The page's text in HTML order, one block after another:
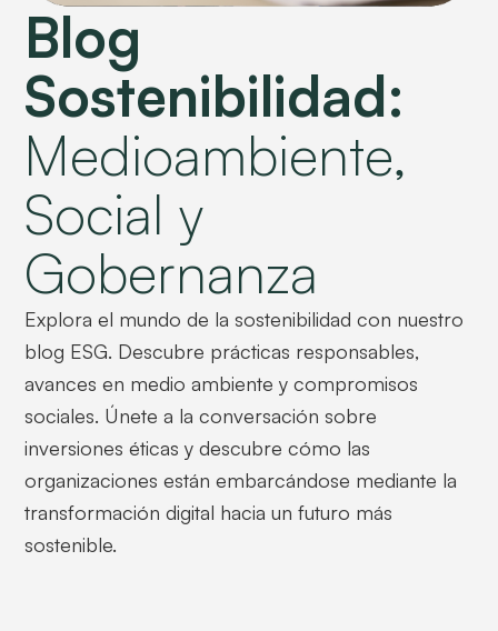
Blog
Sostenibilidad:
Medioambiente,
Social y
Gobernanza
Explora el mundo de la sostenibilidad con nuestro
blog ESG. Descubre prácticas responsables,
avances en medio ambiente y compromisos
sociales. Únete a la conversación sobre
inversiones éticas y descubre cómo las
organizaciones están embarcándose mediante la
transformación digital hacia un futuro más
sostenible.